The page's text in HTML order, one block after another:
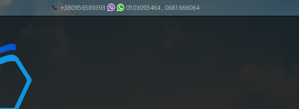
+380956589393 0503093464 , 0681666064